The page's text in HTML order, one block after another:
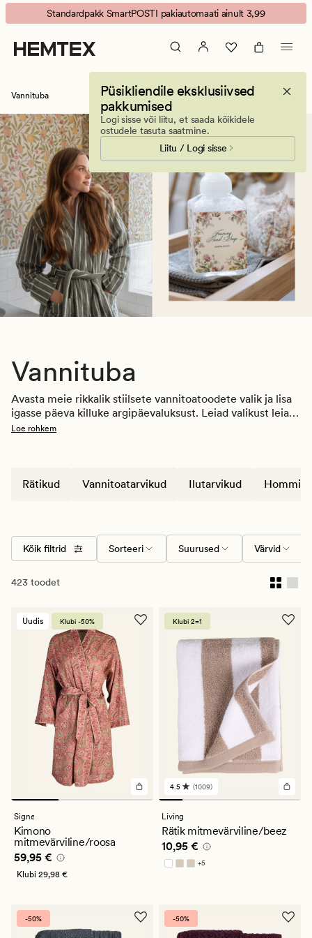
Vannituba
Animated
banner.
Press
ESCAPE
pause.
Standardpakk SmartPOSTI pakiautomaati ainult 3,99
Püsikliendile eksklusiivsed
pakkumised
Logi sisse või liitu, et saada kõikidele
ostudele tasuta saatmine.
Liitu / Logi sisse
Vannituba
Vannituba
Avasta meie rikkalik stiilsete vannitoatoodete valik ja lisa
igasse päeva killuke argipäevaluksust. Leiad valikust leiad
palju erinevaid rätikuid, hommikumantleid,
Loe rohkem
Rätikud Vannitoatarvikud Ilutarvikud
Kõik filtrid Sorteeri Suurused Värvid
423 toodet
Uudis Klubi -50%
Signe
Kimono
mitmevärviline/roosa
Pris_ee 59,95 €
59,95 €
Klubi 29,98 €
Klubi 2=1
1009
arvustust
keskmise
hinnanguga
4.5
4.5 (1009)
Living
Rätik mitmevärviline/beez
Pris_ee 10,95 €
10,95 €
+5
Saadaval rohkemates värvitoonides
-50% -50%